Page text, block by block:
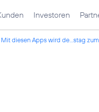
Investoren
Mit diesen Apps wird de...stag